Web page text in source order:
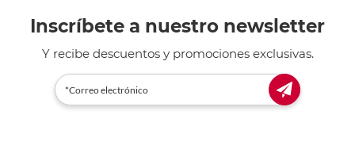
Inscríbete a nuestro newsletter
Y recibe descuentos y promociones exclusivas.